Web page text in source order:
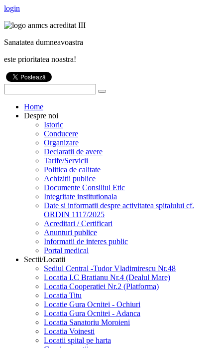
login
Sanatatea dumneavoastra
este prioritatea noastra!
Home
Despre noi
Istoric
Conducere
Organizare
Declaratii de avere
Tarife/Servicii
Politica de calitate
Achizitii publice
Documente Consiliul Etic
Integritate institutionala
Date si informatii despre activitatea spitalului cf.
ORDIN 1117/2025
Acreditari / Certificari
Anunturi publice
Informatii de interes public
Portal medical
Sectii/Locatii
Sediul Central -Tudor Vladimirescu Nr.48
Locatia I.C Bratianu Nr.4 (Dealul Mare)
Locatia Cooperatiei Nr.2 (Platforma)
Locatia Titu
Locatie Gura Ocnitei - Ochiuri
Locatia Gura Ocnitei - Adanca
Locatia Sanatoriu Moroieni
Locatia Voinesti
Locatii spital pe harta